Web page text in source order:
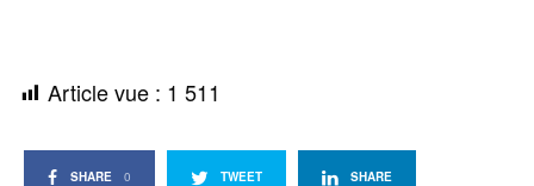
Article vue : 1 511
SHARE 0 TWEET SHARE